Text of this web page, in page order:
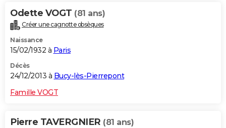
Odette VOGT (81 ans)
Créer une cagnotte obsèques
Naissance
15/02/1932 à Paris
Décès
24/12/2013 à Bucy-lès-Pierrepont
Famille VOGT
Pierre TAVERGNIER (81 ans)